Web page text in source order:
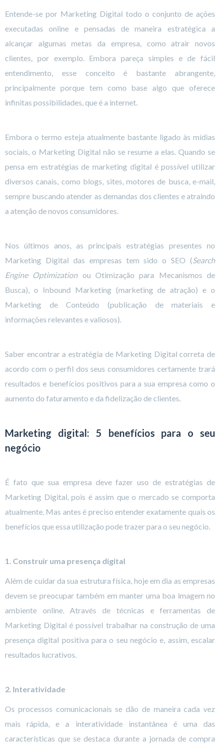
Entende-se por Marketing Digital todo o conjunto de ações
executadas online e pensadas de maneira estratégica a
alcançar algumas metas da empresa, como atrair novos
clientes, por exemplo. Embora pareça simples e de fácil
entendimento, esse conceito é bastante abrangente,
principalmente porque tem como base algo que oferece
infinitas possibilidades, que é a internet.
Embora o termo esteja atualmente bastante ligado às mídias
sociais, o Marketing Digital não se resume a elas. Quando se
pensa em estratégias de marketing digital é possível utilizar
diversos canais, como blogs, sites, motores de busca, e-mail,
sempre buscando atender as demandas dos clientes e atraindo
a atenção de novos consumidores.
Nos últimos anos, as principais estratégias presentes no
Marketing Digital das empresas tem sido o SEO (Search
Engine Optimizationou Otimização para Mecanismos de
Busca), o Inbound Marketing (marketing de atração) e o
Marketing de Conteúdo (publicação de materiais e
informações relevantes e valiosos).
Saber encontrar a estratégia de Marketing Digital correta de
acordo com o perfil dos seus consumidores certamente trará
resultados e benefícios positivos para a sua empresa como o
aumento do faturamento e da fidelização de clientes.
Marketing digital: 5 benefícios para o seu
negócio
É fato que sua empresa deve fazer uso de estratégias de
Marketing Digital, pois é assim que o mercado se comporta
atualmente. Mas antes é preciso entender exatamente quais os
benefícios que essa utilização pode trazer para o seu negócio.
1. Construir uma presença digital
Além de cuidar da sua estrutura física, hoje em dia as empresas
devem se preocupar também em manter uma boa imagem no
ambiente online. Através de técnicas e ferramentas de
Marketing Digital é possível trabalhar na construção de uma
presença digital positiva para o seu negócio e, assim, escalar
resultados lucrativos.
2. Interatividade
Os processos comunicacionais se dão de maneira cada vez
mais rápida, e a interatividade instantânea é uma das
características que se destaca durante a jornada de compra